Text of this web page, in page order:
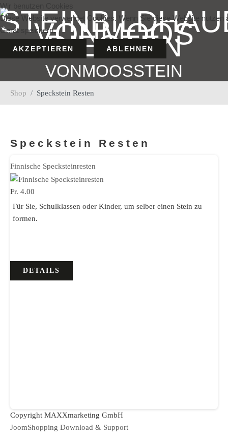
VONMOOSSTEIN
Shop Speckstein Resten
Speckstein Resten
Finnische Specksteinresten
Fr. 4.00
Für Sie, Schulklassen oder Kinder, um selber einen Stein zu
formen.
DETAILS
Copyright MAXXmarketing GmbH
JoomShopping Download & Support
Wir benutzen Cookies
Diese Website verwendet Cookies. Wenn Sie diese Website
Gerät speichern.
AKZEPTIEREN ABLEHNEN